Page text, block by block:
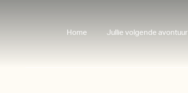
Home Jullie volgende avontuur